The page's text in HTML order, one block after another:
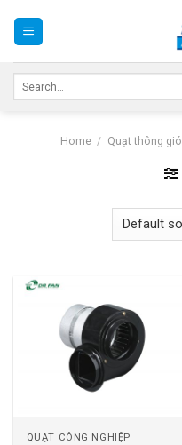
Home / Quạt thông gió
QUẠT CÔNG NGHIỆP